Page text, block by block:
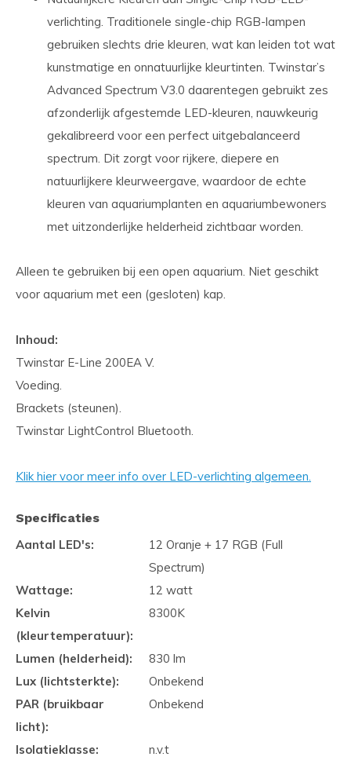
verlichting. Traditionele single-chip RGB-lampen
gebruiken slechts drie kleuren, wat kan leiden tot wat
kunstmatige en onnatuurlijke kleurtinten. Twinstar’s
Advanced Spectrum V3.0 daarentegen gebruikt zes
afzonderlijk afgestemde LED-kleuren, nauwkeurig
gekalibreerd voor een perfect uitgebalanceerd
spectrum. Dit zorgt voor rijkere, diepere en
natuurlijkere kleurweergave, waardoor de echte
kleuren van aquariumplanten en aquariumbewoners
met uitzonderlijke helderheid zichtbaar worden.
Alleen te gebruiken bij een open aquarium. Niet geschikt
voor aquarium met een (gesloten) kap.
Inhoud:
Twinstar E-Line 200EA V.
Voeding.
Brackets (steunen).
Twinstar LightControl Bluetooth.
Klik hier voor meer info over LED-verlichting algemeen.
Specificaties
Aantal LED's:
12 Oranje + 17 RGB (Full
Spectrum)
Wattage:
12 watt
Kelvin
(kleurtemperatuur):
8300K
Lumen (helderheid):
830 lm
Lux (lichtsterkte):
Onbekend
PAR (bruikbaar
licht):
Onbekend
Isolatieklasse:
n.v.t